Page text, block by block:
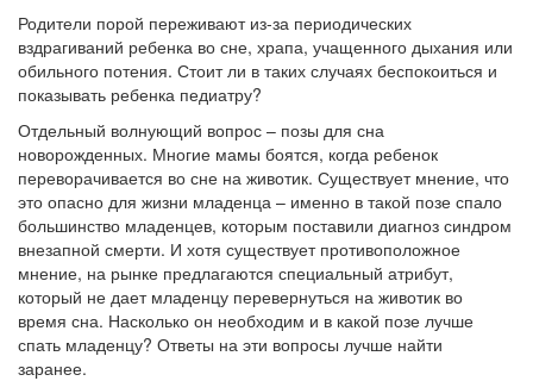
Родители порой переживают из-за периодических
вздрагиваний ребенка во сне, храпа, учащенного дыхания или
обильного потения. Стоит ли в таких случаях беспокоиться и
показывать ребенка педиатру?
Отдельный волнующий вопрос – позы для сна
новорожденных. Многие мамы боятся, когда ребенок
переворачивается во сне на животик. Существует мнение, что
это опасно для жизни младенца – именно в такой позе спало
большинство младенцев, которым поставили диагноз синдром
внезапной смерти. И хотя существует противоположное
мнение, на рынке предлагаются специальный атрибут,
который не дает младенцу перевернуться на животик во
время сна. Насколько он необходим и в какой позе лучше
спать младенцу? Ответы на эти вопросы лучше найти
заранее.